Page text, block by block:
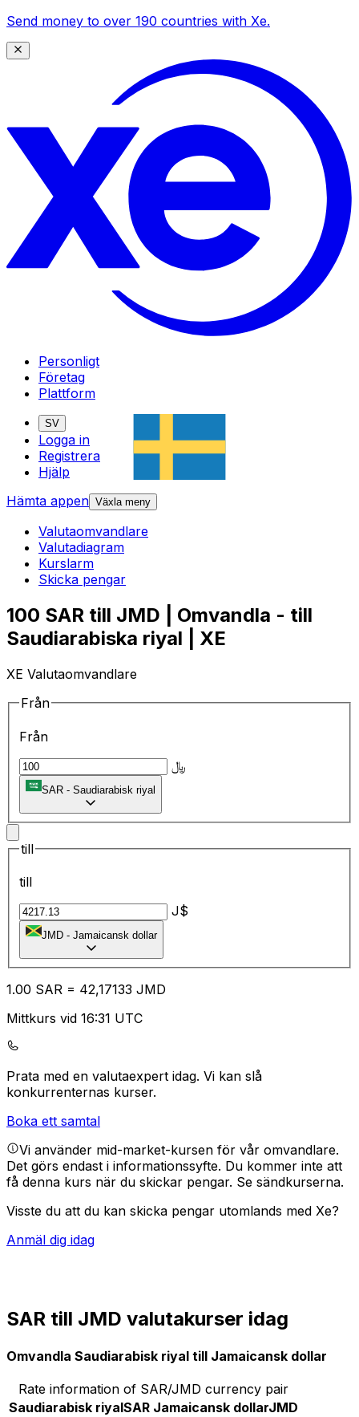
Send money to over 190 countries with Xe.
Personligt
Företag
Plattform
SV
Logga in
Registrera
Hjälp
Hämta appen Växla meny
Valutaomvandlare
Valutadiagram
Kurslarm
Skicka pengar
100 SAR till JMD | Omvandla - till
Saudiarabiska riyal | XE
XE Valutaomvandlare
Från
Från
﷼
SAR - Saudiarabisk riyal
till
till
J$
JMD - Jamaicansk dollar
1.00 SAR = 42,17133 JMD
Mittkurs vid 16:31 UTC
Prata med en valutaexpert idag. Vi kan slå
konkurrenternas kurser.
Boka ett samtal
Vi använder mid-market-kursen för vår omvandlare.
Det görs endast i informationssyfte. Du kommer inte att
få denna kurs när du skickar pengar. Se sändkurserna.
Visste du att du kan skicka pengar utomlands med Xe?
Anmäl dig idag
SAR till JMD valutakurser idag
Omvandla Saudiarabisk riyal till Jamaicansk dollar
Rate information of SAR/JMD currency pair
Saudiarabisk riyalSAR Jamaicansk dollarJMD